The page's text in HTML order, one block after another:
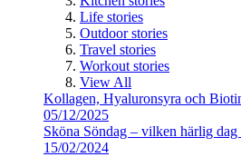
Life stories
Outdoor stories
Travel stories
Workout stories
View All
Kollagen, Hyaluronsyra och
05/12/2025
Sköna Söndag – vilken härlig dag
15/02/2024